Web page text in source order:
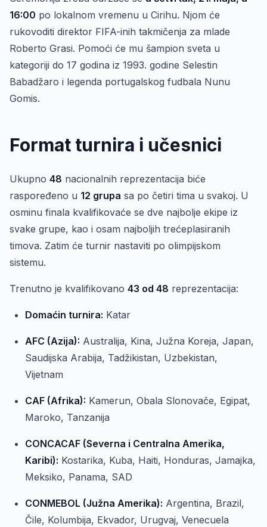
16:00 po lokalnom vremenu u Cirihu. Njom će
rukovoditi direktor FIFA-inih takmičenja za mlade
Roberto Grasi. Pomoći će mu šampion sveta u
kategoriji do 17 godina iz 1993. godine Selestin
Babadžaro i legenda portugalskog fudbala Nunu
Gomis.
Format turnira i učesnici
Ukupno 48 nacionalnih reprezentacija biće
raspoređeno u 12 grupa sa po četiri tima u svakoj. U
osminu finala kvalifikovaće se dve najbolje ekipe iz
svake grupe, kao i osam najboljih trećeplasiranih
timova. Zatim će turnir nastaviti po olimpijskom
sistemu.
Trenutno je kvalifikovano 43 od 48 reprezentacija:
Domaćin turnira: Katar
AFC (Azija): Australija, Kina, Južna Koreja, Japan,
Saudijska Arabija, Tadžikistan, Uzbekistan,
Vijetnam
CAF (Afrika): Kamerun, Obala Slonovače, Egipat,
Maroko, Tanzanija
CONCACAF (Severna i Centralna Amerika,
Karibi): Kostarika, Kuba, Haiti, Honduras, Jamajka,
Meksiko, Panama, SAD
CONMEBOL (Južna Amerika): Argentina, Brazil,
Čile, Kolumbija, Ekvador, Urugvaj, Venecuela